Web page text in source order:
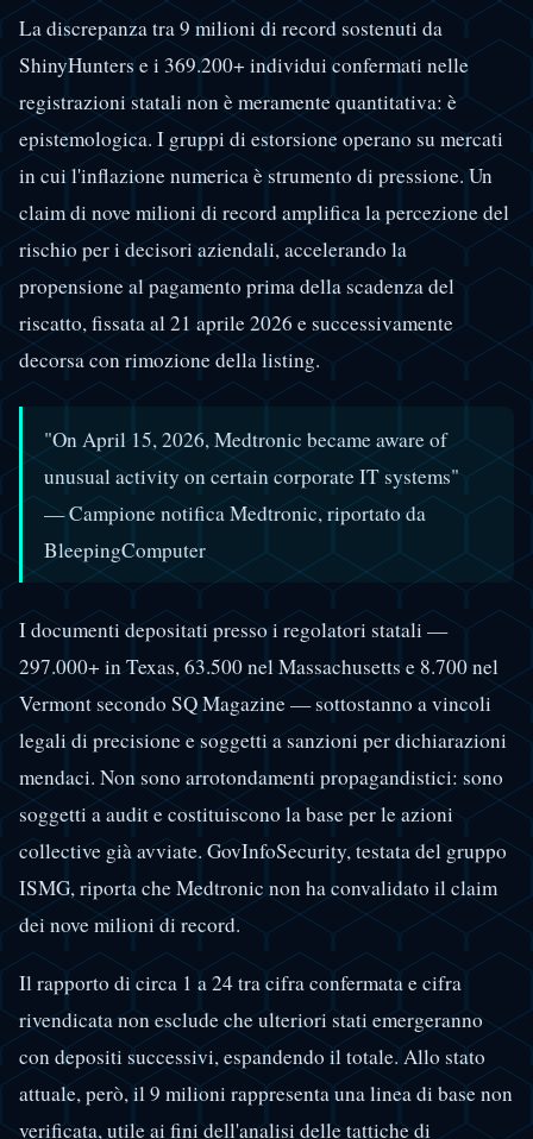
La discrepanza tra 9 milioni di record sostenuti da
ShinyHunters e i 369.200+ individui confermati nelle
registrazioni statali non è meramente quantitativa: è
epistemologica. I gruppi di estorsione operano su mercati
in cui l'inflazione numerica è strumento di pressione. Un
claim di nove milioni di record amplifica la percezione del
rischio per i decisori aziendali, accelerando la
propensione al pagamento prima della scadenza del
riscatto, fissata al 21 aprile 2026 e successivamente
decorsa con rimozione della listing.
"On April 15, 2026, Medtronic became aware of
unusual activity on certain corporate IT systems"
— Campione notifica Medtronic, riportato da
BleepingComputer
I documenti depositati presso i regolatori statali —
297.000+ in Texas, 63.500 nel Massachusetts e 8.700 nel
Vermont secondo SQ Magazine — sottostanno a vincoli
legali di precisione e soggetti a sanzioni per dichiarazioni
mendaci. Non sono arrotondamenti propagandistici: sono
soggetti a audit e costituiscono la base per le azioni
collective già avviate. GovInfoSecurity, testata del gruppo
ISMG, riporta che Medtronic non ha convalidato il claim
dei nove milioni di record.
Il rapporto di circa 1 a 24 tra cifra confermata e cifra
rivendicata non esclude che ulteriori stati emergeranno
con depositi successivi, espandendo il totale. Allo stato
attuale, però, il 9 milioni rappresenta una linea di base non
verificata, utile ai fini dell'analisi delle tattiche di